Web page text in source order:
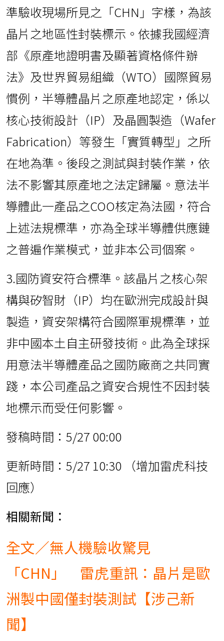
準驗收現場所見之「CHN」字樣，為該
晶片之地區性封裝標示。依據我國經濟
部《原產地證明書及顯著資格條件辦
法》及世界貿易組織（WTO）國際貿易
慣例，半導體晶片之原產地認定，係以
核心技術設計（IP）及晶圓製造（Wafer
Fabrication）等發生「實質轉型」之所
在地為準。後段之測試與封裝作業，依
法不影響其原產地之法定歸屬。意法半
導體此一產品之COO核定為法國，符合
上述法規標準，亦為全球半導體供應鏈
之普遍作業模式，並非本公司個案。
3.國防資安符合標準。該晶片之核心架
構與矽智財（IP）均在歐洲完成設計與
製造，資安架構符合國際軍規標準，並
非中國本土自主研發技術。此為全球採
用意法半導體產品之國防廠商之共同實
踐，本公司產品之資安合規性不因封裝
地標示而受任何影響。
發稿時間：5/27 00:00
更新時間：5/27 10:30 （增加雷虎科技
回應）
相關新聞：
全文／無人機驗收驚見
「CHN」 雷虎重訊：晶片是歐
洲製中國僅封裝測試【涉己新
聞】